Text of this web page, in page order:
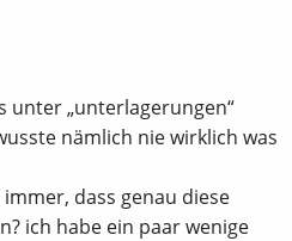
unter „unterlagerungen“
nämlich nie wirklich was
dass genau diese
ich habe ein paar wenige